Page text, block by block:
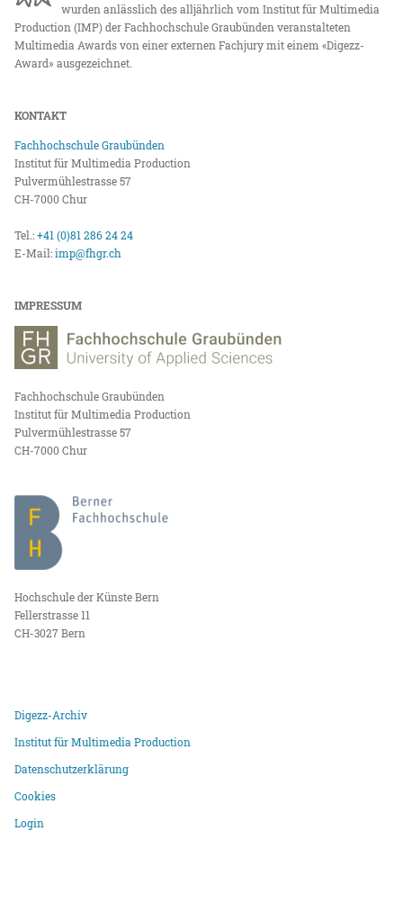
wurden anlässlich des alljährlich vom Institut für Multimedia
Production (IMP) der Fachhochschule Graubünden veranstalteten
Multimedia Awards von einer externen Fachjury mit einem «Digezz-
Award» ausgezeichnet.
KONTAKT
Fachhochschule Graubünden
Institut für Multimedia Production
Pulvermühlestrasse 57
CH-7000 Chur
Tel.:+41 (0)81 286 24 24
E-Mail:imp@fhgr.ch
IMPRESSUM
Fachhochschule Graubünden
Institut für Multimedia Production
Pulvermühlestrasse 57
CH-7000 Chur
Hochschule der Künste Bern
Fellerstrasse 11
CH-3027 Bern
Digezz-Archiv
Institut für Multimedia Production
Datenschutzerklärung
Cookies
Login